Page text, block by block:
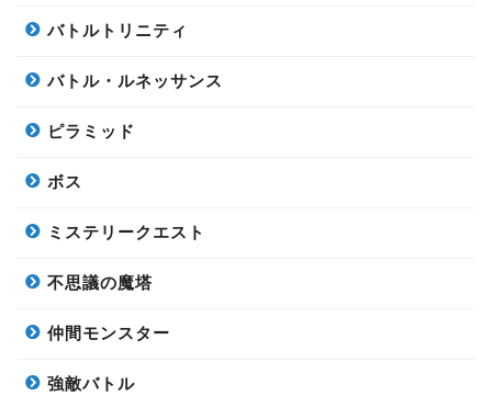
バトルトリニティ
バトル・ルネッサンス
ピラミッド
ボス
ミステリークエスト
不思議の魔塔
仲間モンスター
強敵バトル